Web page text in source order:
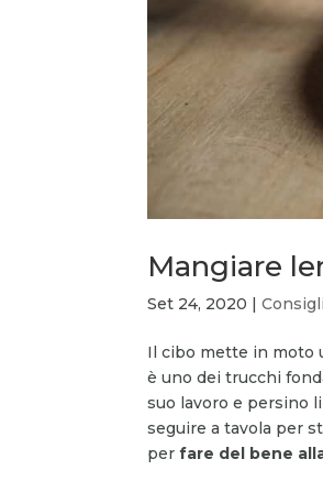
Mangiare
Set 24, 2020 |
Il cibo mette in moto
è uno dei trucchi
suo lavoro e persino
seguire a tavola per
perfare del bene